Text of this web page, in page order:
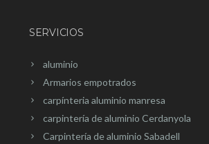
SERVICIOS
aluminio
Armarios empotrados
carpínteria aluminio manresa
carpintería de aluminio Cerdanyola
Carpintería de aluminio Sabadell